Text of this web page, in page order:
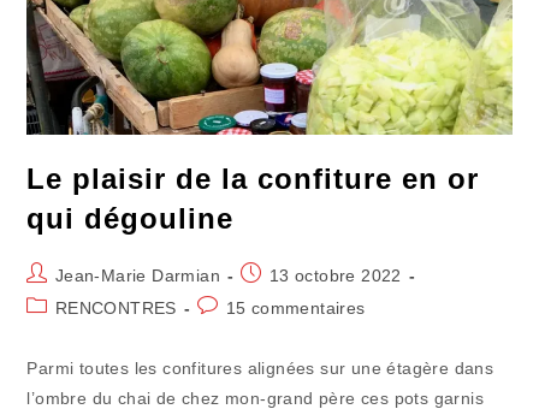
Le plaisir de la confiture en or
qui dégouline
Auteur/autrice
de
Jean-Marie Darmian
Publication
publiée :
13 octobre 2022
PostRENCONTRES
Commentaires
publication :
15 commentaires
Parmi toutes les confitures alignées sur une étagère dans
l’ombre du chai de chez mon-grand père ces pots garnis